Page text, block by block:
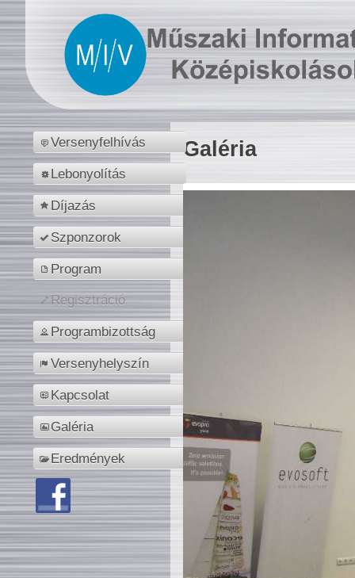
Versenyfelhívás
Lebonyolítás
Díjazás
Szponzorok
Program
Regisztráció
Programbizottság
Versenyhelyszín
Kapcsolat
Galéria
Eredmények
Galéria